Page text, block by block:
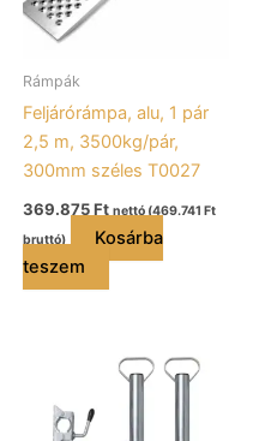
Rámpák
Feljárórámpa, alu, 1 pár
2,5 m, 3500kg/pár,
300mm széles T0027
369.875Ft nettó (469.741 Ft
bruttó)
Kosárba
teszem